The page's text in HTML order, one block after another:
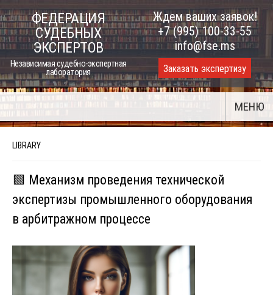
Skip
to
content
ФЕДЕРАЦИЯ
СУДЕБНЫХ
ЭКСПЕРТОВ
Независимая судебно-экспертная
лаборатория
Ждем ваших заявок!
+7 (995) 100-33-55
info@fse.ms
Заказать экспертизу
МЕНЮ
LIBRARY
🟩 Механизм проведения технической
экспертизы промышленного оборудования
в арбитражном процессе